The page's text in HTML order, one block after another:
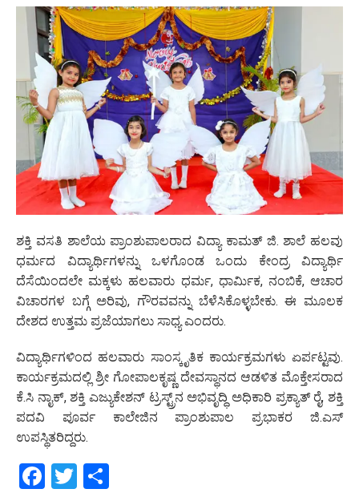
ಶಕ್ತಿ ವಸತಿ ಶಾಲೆಯ ಪ್ರಾಂಶುಪಾಲರಾದ ವಿದ್ಯಾ ಕಾಮತ್ ಜಿ. ಶಾಲೆ ಹಲವು
ಧರ್ಮದ ವಿದ್ಯಾರ್ಥಿಗಳನ್ನು ಒಳಗೊಂಡ ಒಂದು ಕೇಂದ್ರ ವಿದ್ಯಾರ್ಥಿ
ದೆಸೆಯಿಂದಲೇ ಮಕ್ಕಳು ಹಲವಾರು ಧರ್ಮ, ಧಾರ್ಮಿಕ, ನಂಬಿಕೆ, ಆಚಾರ
ವಿಚಾರಗಳ ಬಗ್ಗೆ ಅರಿವು, ಗೌರವವನ್ನು ಬೆಳೆಸಿಕೊಳ್ಳಬೇಕು. ಈ ಮೂಲಕ
ದೇಶದ ಉತ್ತಮ ಪ್ರಜೆಯಾಗಲು ಸಾಧ್ಯ ಎಂದರು.
ವಿದ್ಯಾರ್ಥಿಗಳಿಂದ ಹಲವಾರು ಸಾಂಸ್ಕೃತಿಕ ಕಾರ್ಯಕ್ರಮಗಳು ಏರ್ಪಟ್ಟವು.
ಕಾರ್ಯಕ್ರಮದಲ್ಲಿ ಶ್ರೀ ಗೋಪಾಲಕೃಷ್ಣ ದೇವಸ್ಥಾನದ ಆಡಳಿತ ಮೊಕ್ತೇಸರಾದ
ಕೆ.ಸಿ ನಾೖಕ್‌, ಶಕ್ತಿ ಎಜ್ಯುಕೇಶನ್ ಟ್ರಸ್ಟ್ರ್‌ನ ಅಭಿವೃದ್ಧಿ ಅಧಿಕಾರಿ ಪ್ರಕ್ಯಾತ್ ರೈ, ಶಕ್ತಿ
ಪದವಿ ಪೂರ್ವ ಕಾಲೇಜಿನ ಪ್ರಾಂಶುಪಾಲ ಪ್ರಭಾಕರ ಜಿ.ಎಸ್
ಉಪಸ್ಥಿತರಿದ್ದರು.
Facebook
Twitter